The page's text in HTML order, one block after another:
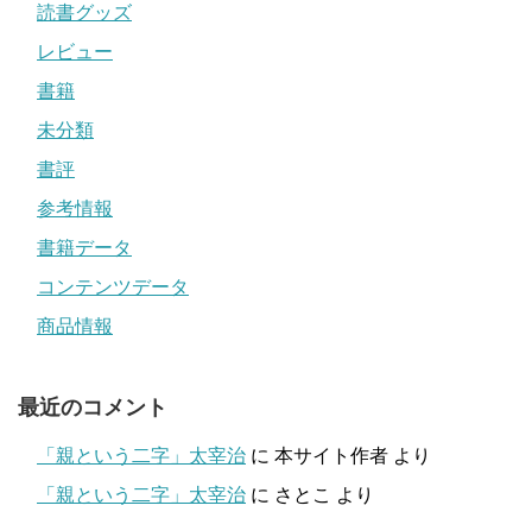
読書グッズ
レビュー
書籍
未分類
書評
参考情報
書籍データ
コンテンツデータ
商品情報
最近のコメント
「親という二字」太宰治 に 本サイト作者 より
「親という二字」太宰治 に さとこ より